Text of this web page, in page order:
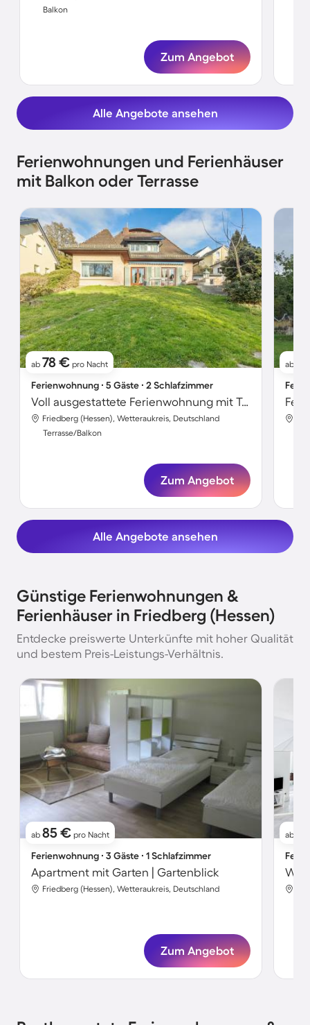
Balkon
Zum Angebot
Alle Angebote ansehen
Ferienwohnungen und Ferienhäuser
mit Balkon oder Terrasse
ab 78 € pro Nacht
Ferienwohnung ∙ 5 Gäste ∙ 2 Schlafzimmer
Voll ausgestattete Ferienwohnung mit Terrasse, Grill und Garten | Gartenblick
Friedberg (Hessen), Wetteraukreis, Deutschland
Terrasse/Balkon
Zum Angebot
ab
Alle Angebote ansehen
Günstige Ferienwohnungen &
Ferienhäuser in Friedberg (Hessen)
Entdecke preiswerte Unterkünfte mit hoher Qualität
und bestem Preis-Leistungs-Verhältnis.
ab 85 € pro Nacht
Ferienwohnung ∙ 3 Gäste ∙ 1 Schlafzimmer
Apartment mit Garten | Gartenblick
Friedberg (Hessen), Wetteraukreis, Deutschland
Zum Angebot
ab